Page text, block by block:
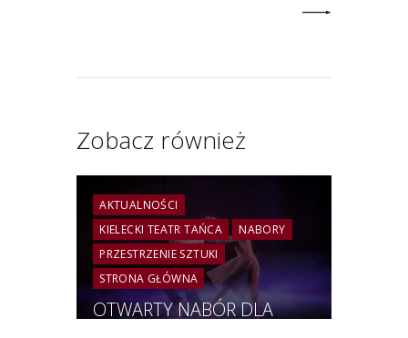
Zobacz również
AKTUALNOŚCI
KIELECKI TEATR TAŃCA
NABORY
PRZESTRZENIE SZTUKI
STRONA GŁÓWNA
OTWARTY NABÓR DLA